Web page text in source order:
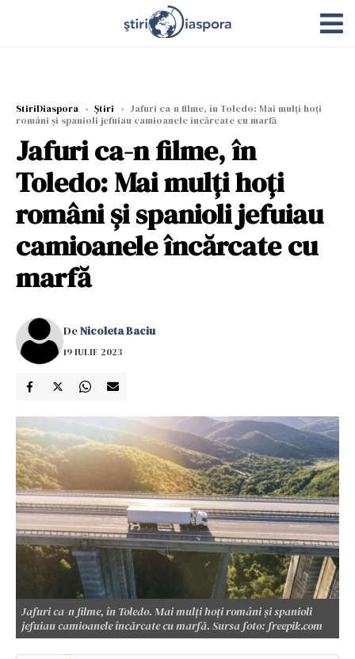
StiriDiaspora › Știri › Jafuri ca-n filme, în Toledo: Mai mulți hoți
români și spanioli jefuiau camioanele încărcate cu marfă
Jafuri ca-n filme, în
Toledo: Mai mulți hoți
români și spanioli jefuiau
camioanele încărcate cu
marfă
DeNicoleta Baciu
19 IULIE 2023
Jafuri ca-n filme, în Toledo. Mai mulți hoți români și spanioli
jefuiau camioanele încărcate cu marfă. Sursa foto: freepik.com